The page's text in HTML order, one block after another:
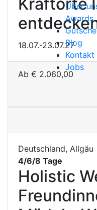
Über
Awards
Blog
Kontakt
Jobs
18.07.-23.07.27
Ab € 2.060,00
Deutschland, Allgäu
4/6/8 Tage
Holistic